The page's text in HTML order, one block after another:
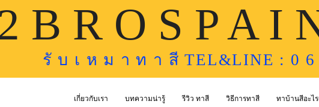
B R O S P A I
รั บ เ ห ม า ท า สี TEL&LINE : 0 6
เกี่ยวกับเรา บทความน่ารู้ รีวิว ทาสี วิธีการทาสี ทาบ้านสีอะไ